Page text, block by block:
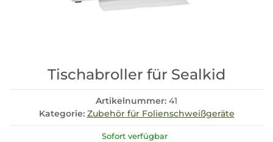
Tischabroller für Sealkid
Artikelnummer: 41
Kategorie: Zubehör für Folienschweißgeräte
Sofort verfügbar